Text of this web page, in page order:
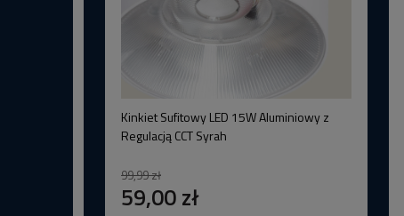
Kinkiet Sufitowy LED 15W Aluminiowy z
Regulacją CCT Syrah
99,99 zł
59,00 zł